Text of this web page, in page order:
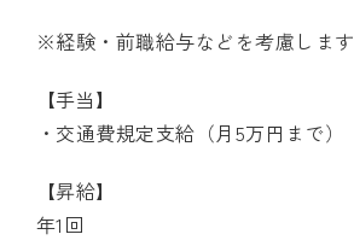
※経験・前職給与などを考慮します
【手当】
・交通費規定支給（月5万円まで）
【昇給】
年1回